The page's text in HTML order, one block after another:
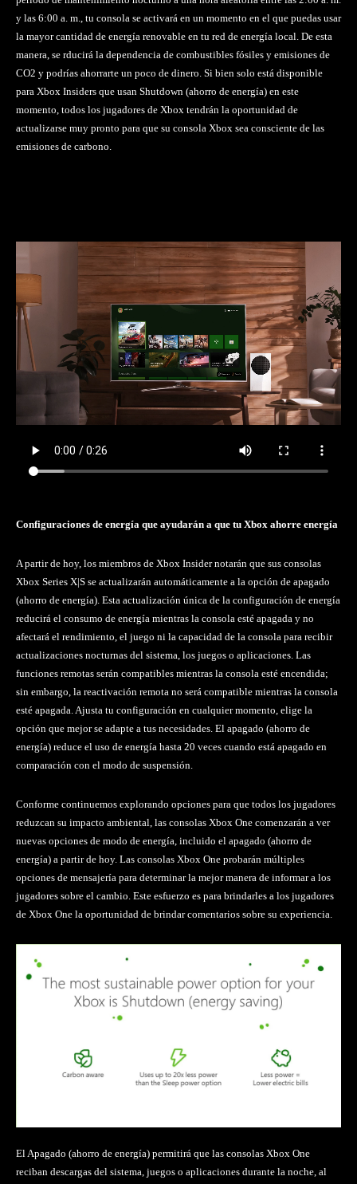
y las 6:00 a. m., tu consola se activará en un momento en el que puedas usar
la mayor cantidad de energía renovable en tu red de energía local. De esta
manera, se rducirá la dependencia de combustibles fósiles y emisiones de
CO2 y podrías ahorrarte un poco de dinero. Si bien solo está disponible
para Xbox Insiders que usan Shutdown (ahorro de energía) en este
momento, todos los jugadores de Xbox tendrán la oportunidad de
actualizarse muy pronto para que su consola Xbox sea consciente de las
emisiones de carbono.
Configuraciones de energía que ayudarán a que tu Xbox ahorre energía
A partir de hoy, los miembros de Xbox Insider notarán que sus consolas
Xbox Series X|S se actualizarán automáticamente a la opción de apagado
(ahorro de energía). Esta actualización única de la configuración de energía
reducirá el consumo de energía mientras la consola esté apagada y no
afectará el rendimiento, el juego ni la capacidad de la consola para recibir
actualizaciones nocturnas del sistema, los juegos o aplicaciones. Las
funciones remotas serán compatibles mientras la consola esté encendida;
sin embargo, la reactivación remota no será compatible mientras la consola
esté apagada. Ajusta tu configuración en cualquier momento, elige la
opción que mejor se adapte a tus necesidades. El apagado (ahorro de
energía) reduce el uso de energía hasta 20 veces cuando está apagado en
comparación con el modo de suspensión.
Conforme continuemos explorando opciones para que todos los jugadores
reduzcan su impacto ambiental, las consolas Xbox One comenzarán a ver
nuevas opciones de modo de energía, incluido el apagado (ahorro de
energía) a partir de hoy. Las consolas Xbox One probarán múltiples
opciones de mensajería para determinar la mejor manera de informar a los
jugadores sobre el cambio. Este esfuerzo es para brindarles a los jugadores
de Xbox One la oportunidad de brindar comentarios sobre su experiencia.
El Apagado (ahorro de energía) permitirá que las consolas Xbox One
reciban descargas del sistema, juegos o aplicaciones durante la noche, al